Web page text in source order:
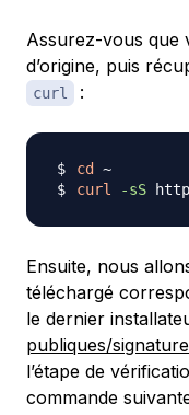
Assurez-vous que
d’origine, puis
curl :
cd
curl
-sS
Ensuite, nous
téléchargé
le dernier
publiques/
l’étape de
commande